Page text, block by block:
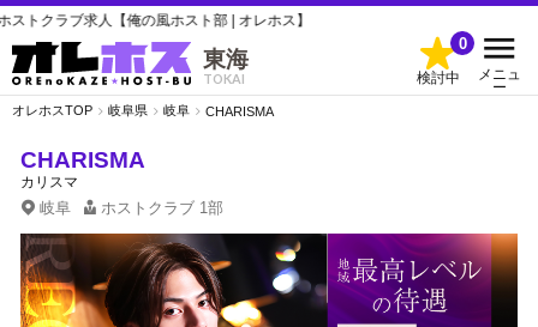
人【俺の風ホスト部 | オレホス】
東海
TOKAI 検討中
0
メニュ
ー
オレホスTOP 岐阜県 岐阜 CHARISMA
CHARISMA
カリスマ
岐阜 ホストクラブ 1部